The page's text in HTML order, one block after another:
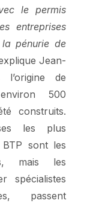
le permis
entreprises
pénurie de
Jean-
de
500
construits.
les plus
sont les
mais les
spécialistes
passent